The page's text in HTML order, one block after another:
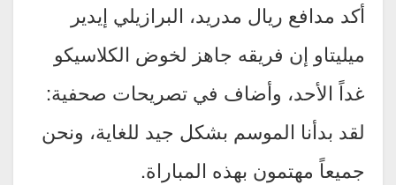
أكد مدافع ريال مدريد، البرازيلي إيدير
ميليتاو إن فريقه جاهز لخوض الكلاسيكو
غداً الأحد، وأضاف في تصريحات صحفية:
لقد بدأنا الموسم بشكل جيد للغاية، ونحن
جميعاً مهتمون بهذه المباراة.